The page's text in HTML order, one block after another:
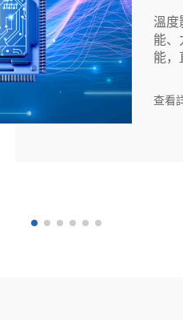
溫度
能、
能，
苛
導
查看